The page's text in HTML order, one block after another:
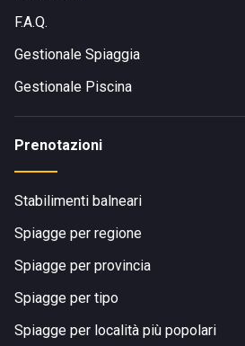
F.A.Q.
Gestionale Spiaggia
Gestionale Piscina
Prenotazioni
Stabilimenti balneari
Spiagge per regione
Spiagge per provincia
Spiagge per tipo
Spiagge per località più popolari